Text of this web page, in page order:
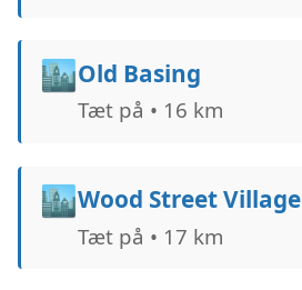
🏙️Old Basing
Tæt på • 16 km
🏙️Wood Street Village
Tæt på • 17 km